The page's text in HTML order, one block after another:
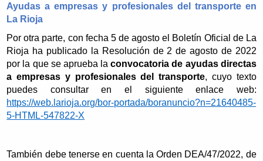
Ayudas a empresas y profesionales del transporte en
La Rioja
Por otra parte, con fecha 5 de agosto el Boletín Oficial de La
Rioja ha publicado la Resolución de 2 de agosto de 2022
por la que se aprueba laconvocatoria de ayudas directas
a empresas y profesionales del transporte, cuyo texto
puedes consultar en el siguiente enlace web:
https://web.larioja.org/bor-portada/boranuncio?n=21640485-
5-HTML-547822-X
También debe tenerse en cuenta la Orden DEA/47/2022, de